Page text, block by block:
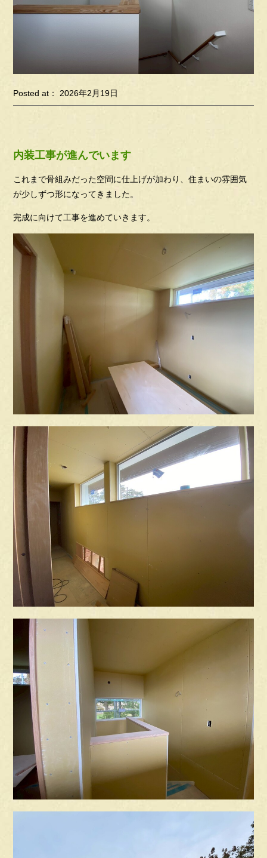
Posted at： 2026年2月19日
内装工事が進んでいます
これまで骨組みだった空間に仕上げが加わり、住まいの雰囲気
が少しずつ形になってきました。
完成に向けて工事を進めていきます。